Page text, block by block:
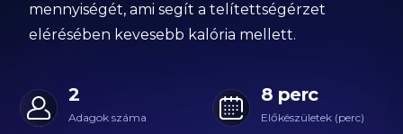
mennyiségét, ami segít a telítettségérzet
elérésében kevesebb kalória mellett.
2
Adagok száma
8 perc
Előkészületek (perc)